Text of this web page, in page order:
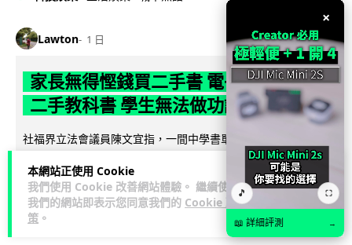
本網站正使用 Cookie
我們使用 Cookie 改善網站體驗。 繼續使用
我們的網站即表示您同意我們的 Cookie 政
策 。
Lawton 1 日
家長無得慳錢買二手書 電子啟動碼鎖死
二手教科書 學生無法做功課
社福界立法會議員陳文宜指，一間中學書單價錢按年加 14.7%
遠超通漲，令家長難以負擔。而且電子教材啟動碼這項設計，
令學生無法完成功課，二手...
948 374↗ 分享
×
🎵 ⛶
📖 詳細評測 →